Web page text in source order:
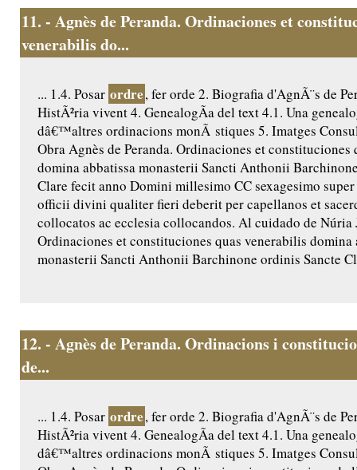
11. - Agnès de Peranda. Ordinaciones et
venerabilis do...
... 1.4. Posar ordre, fer orde 2. Biografia d'AgnÃ¨s de
HistÃ²ria vivent 4. GenealogÃ­a del text 4.1. Una
dâ€™altres ordinacions monÃ stiques 5. Imatges
Obra Agnès de Peranda. Ordinaciones et constituciones
domina abbatissa monasterii Sancti Anthonii
Clare fecit anno Domini millesimo CC sexagesimo
officii divini qualiter fieri deberit per capellanos et
collocatos ac ecclesia collocandos. Al cuidado de Núria
Ordinaciones et constituciones quas venerabilis domina
monasterii Sancti Anthonii Barchinone ordinis Sancte
12. - Agnès de Peranda. Ordinacions i
de...
... 1.4. Posar ordre, fer orde 2. Biografia d'AgnÃ¨s de
HistÃ²ria vivent 4. GenealogÃ­a del text 4.1. Una
dâ€™altres ordinacions monÃ stiques 5. Imatges